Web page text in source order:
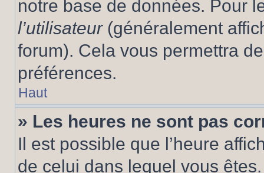
notre base de données. Pour
l’utilisateur(généralement
forum). Cela vous permettra
préférences.
Haut
» Les heures ne sont pas
Il est possible que l’heure
de celui dans lequel vous